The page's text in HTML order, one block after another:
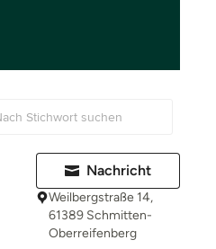
Nachricht
Weilbergstraße 14,
61389 Schmitten-
Oberreifenberg